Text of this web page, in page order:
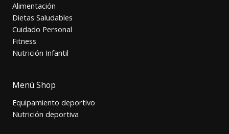
Alimentación
Dietas Saludables
Cuidado Personal
Fitness
Nutrición Infantil
Menú Shop
Equipamiento deportivo
Nutrición deportiva